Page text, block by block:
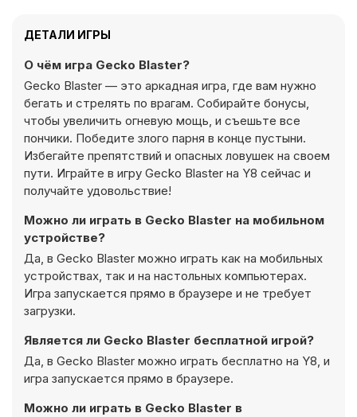
ДЕТАЛИ ИГРЫ
О чём игра Gecko Blaster?
Gecko Blaster — это аркадная игра, где вам нужно
бегать и стрелять по врагам. Собирайте бонусы,
чтобы увеличить огневую мощь, и съешьте все
пончики. Победите злого парня в конце пустыни.
Избегайте препятствий и опасных ловушек на своем
пути. Играйте в игру Gecko Blaster на Y8 сейчас и
получайте удовольствие!
Можно ли играть в Gecko Blaster на мобильном
устройстве?
Да, в Gecko Blaster можно играть как на мобильных
устройствах, так и на настольных компьютерах.
Игра запускается прямо в браузере и не требует
загрузки.
Является ли Gecko Blaster бесплатной игрой?
Да, в Gecko Blaster можно играть бесплатно на Y8, и
игра запускается прямо в браузере.
Можно ли играть в Gecko Blaster в